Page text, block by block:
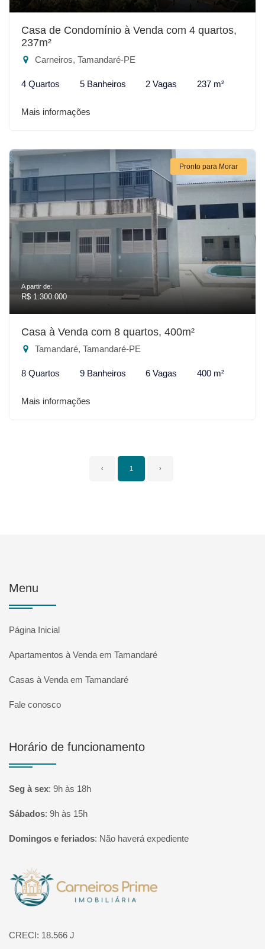
Casa de Condomínio à Venda com 4 quartos,
237m²
Carneiros, Tamandaré-PE
4 Quartos 5 Banheiros 2 Vagas 237 m²
Mais informações
Pronto para Morar
A partir de:
R$ 1.300.000
Casa à Venda com 8 quartos, 400m²
Tamandaré, Tamandaré-PE
8 Quartos 9 Banheiros 6 Vagas 400 m²
Mais informações
‹ 1 ›
Menu
Página Inicial
Apartamentos à Venda em Tamandaré
Casas à Venda em Tamandaré
Fale conosco
Horário de funcionamento
Seg à sex: 9h às 18h
Sábados: 9h às 15h
Domingos e feriados: Não haverá expediente
Página inicial
CRECI: 18.566 J